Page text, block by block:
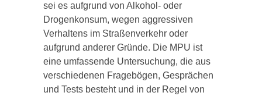
sei es aufgrund von Alkohol- oder
Drogenkonsum, wegen aggressiven
Verhaltens im Straßenverkehr oder
aufgrund anderer Gründe. Die MPU ist
eine umfassende Untersuchung, die aus
verschiedenen Fragebögen, Gesprächen
und Tests besteht und in der Regel von